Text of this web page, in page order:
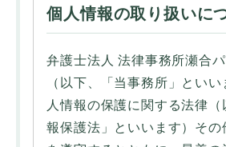
個人情報の取り扱いに
弁護士法人 法律事務所瀬合
（以下、「当事務所」とい
人情報の保護に関する法律
報保護法」といいます）その